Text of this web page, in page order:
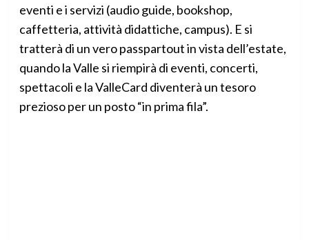
eventi e i servizi (audio guide, bookshop,
caffetteria, attività didattiche, campus). E si
tratterà di un vero passpartout in vista dell’estate,
quando la Valle si riempirà di eventi, concerti,
spettacoli e la ValleCard diventerà un tesoro
prezioso per un posto “in prima fila”.